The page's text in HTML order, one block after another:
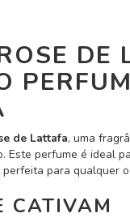
DE
de Lattafa, uma
Este perfume é ideal
para qualquer
CATIVAM